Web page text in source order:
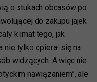
o stukach obcasów po
do zakupu jajek
klimat tego, jak
nie tylko opierał się na
widzących. A więc nie
nawiązaniem”, ale